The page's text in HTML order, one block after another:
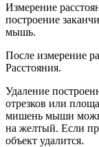
Измерение
построение
мышь.
После измерение
Расстояния.
Удаление
отрезков или
мишень мыши
на желтый. Если
объект удалится.